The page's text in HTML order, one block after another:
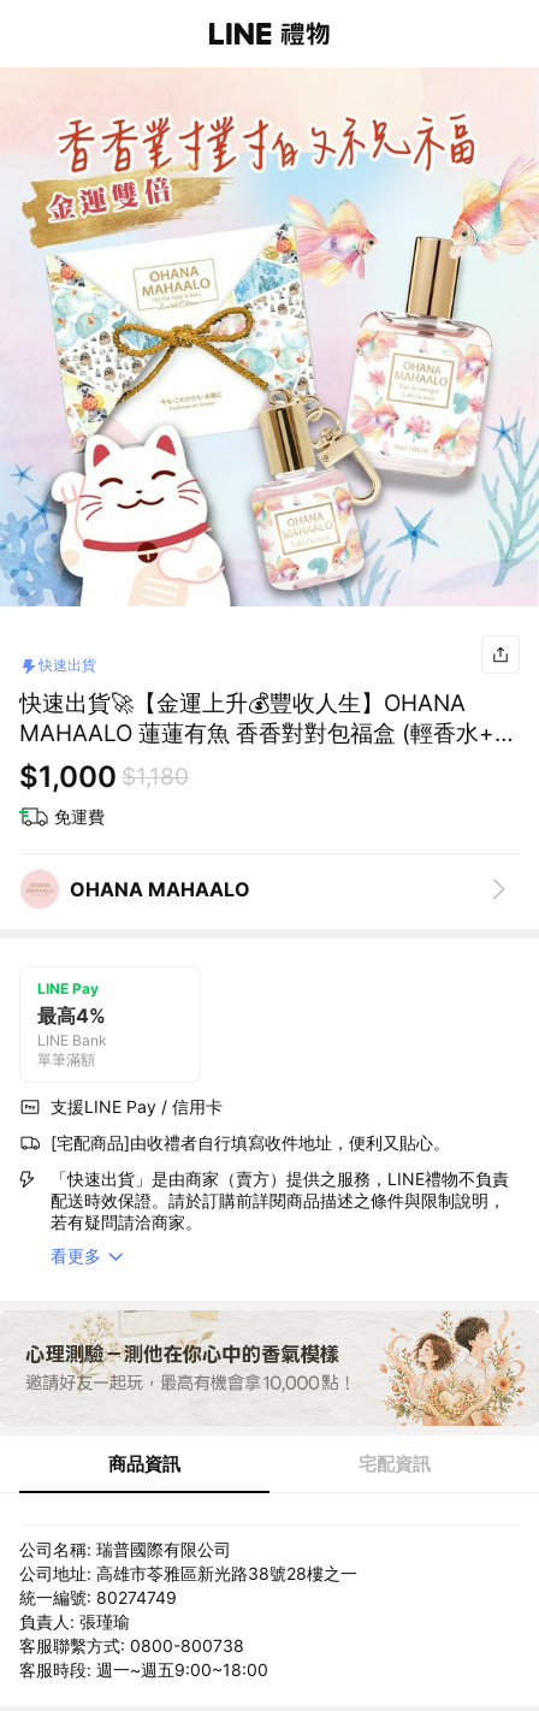
快速出貨
快速出貨🚀【金運上升💰豐收人生】OHANA
MAHAALO 蓮蓮有魚 香香對對包福盒 (輕香水+香
水吊飾)
$1,000 $1,180
免運費
OHANA MAHAALO
LINE Pay
最高4%
LINE Bank
單筆滿額
支援LINE Pay / 信用卡
[宅配商品]由收禮者自行填寫收件地址，便利又貼心。
「快速出貨」是由商家（賣方）提供之服務，LINE禮物不負責
配送時效保證。請於訂購前詳閱商品描述之條件與限制說明，
若有疑問請洽商家。
看更多
商品資訊 宅配資訊
公司名稱: 瑞普國際有限公司
公司地址: 高雄市苓雅區新光路38號28樓之一
統一編號: 80274749
負責人: 張瑾瑜
客服聯繫方式: 0800-800738
客服時段: 週一~週五9:00~18:00